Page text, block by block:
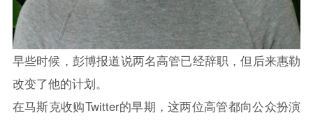
早些时候，彭博报道说两名高管已经辞职，但后来惠勒
改变了他的计划。
在马斯克收购Twitter的早期，这两位高管都向公众扮演